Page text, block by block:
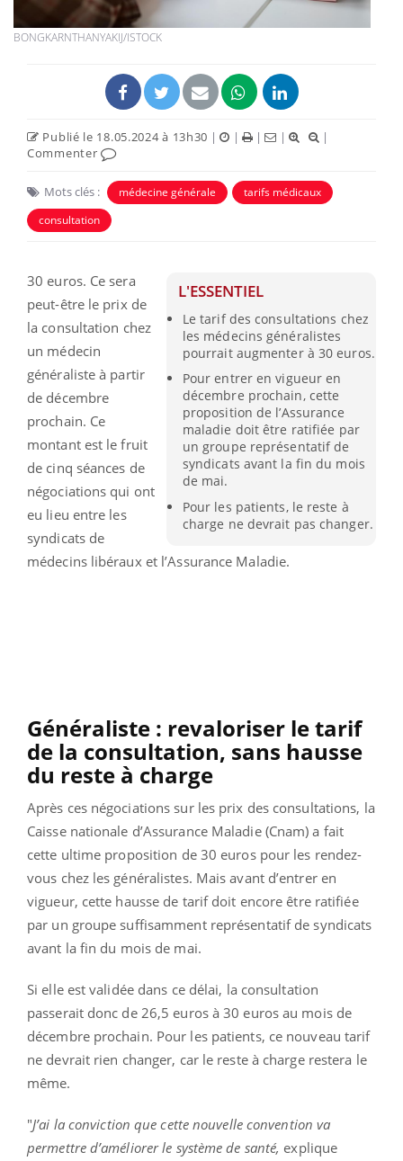
BONGKARNTHANYAKIJ/ISTOCK
Publié le 18.05.2024 à 13h30 | | | |
|
Commenter
Mots clés : médecine générale
tarifs médicaux
consultation
L'ESSENTIEL
Le tarif des consultations chez
les médecins généralistes
pourrait augmenter à 30 euros.
Pour entrer en vigueur en
décembre prochain, cette
proposition de l’Assurance
maladie doit être ratifiée par
un groupe représentatif de
syndicats avant la fin du mois
de mai.
Pour les patients, le reste à
charge ne devrait pas changer.
30 euros. Ce sera
peut-être le prix de
la consultation chez
un médecin
généraliste à partir
de décembre
prochain. Ce
montant est le fruit
de cinq séances de
négociations qui ont
eu lieu entre les
syndicats de
médecins libéraux et l’Assurance Maladie.
Généraliste : revaloriser le tarif
de la consultation, sans hausse
du reste à charge
Après ces négociations sur les prix des consultations, la
Caisse nationale d’Assurance Maladie (Cnam) a fait
cette ultime proposition de 30 euros pour les rendez-
vous chez les généralistes. Mais avant d’entrer en
vigueur, cette hausse de tarif doit encore être ratifiée
par un groupe suffisamment représentatif de syndicats
avant la fin du mois de mai.
Si elle est validée dans ce délai, la consultation
passerait donc de 26,5 euros à 30 euros au mois de
décembre prochain. Pour les patients, ce nouveau tarif
ne devrait rien changer, car le reste à charge restera le
même.
"J’ai la conviction que cette nouvelle convention va
permettre d’améliorer le système de santé, explique